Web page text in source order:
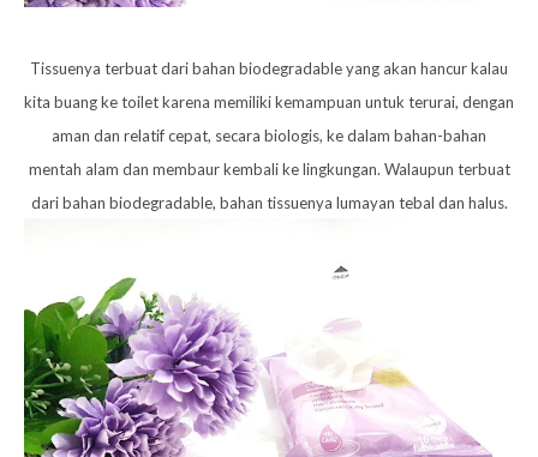
Tissuenya terbuat dari bahan biodegradable yang akan hancur kalau
kita buang ke toilet karena memiliki kemampuan untuk terurai, dengan
aman dan relatif cepat, secara biologis, ke dalam bahan-bahan
mentah alam dan membaur kembali ke lingkungan. Walaupun terbuat
dari bahan biodegradable, bahan tissuenya lumayan tebal dan halus.